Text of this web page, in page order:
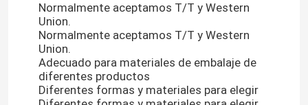
Normalmente aceptamos T/T y Western
Union.
Normalmente aceptamos T/T y Western
Union.
Adecuado para materiales de embalaje de
diferentes productos
Diferentes formas y materiales para elegir